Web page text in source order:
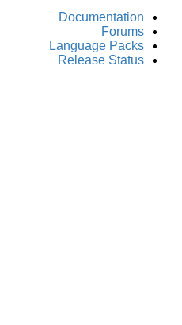
Documentation
Forums
Language Packs
Release Status